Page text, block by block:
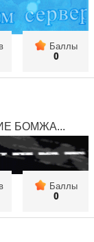
Баллы
0
БОМЖА...
Баллы
0